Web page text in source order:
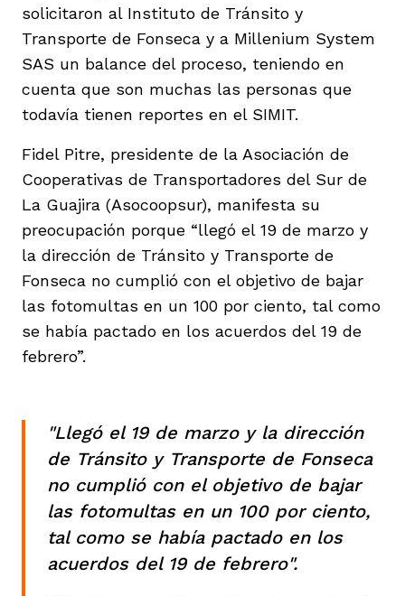
solicitaron al Instituto de Tránsito y
Transporte de Fonseca y a Millenium System
SAS un balance del proceso, teniendo en
cuenta que son muchas las personas que
todavía tienen reportes en el SIMIT.
Fidel Pitre, presidente de la Asociación de
Cooperativas de Transportadores del Sur de
La Guajira (Asocoopsur), manifesta su
preocupación porque “llegó el 19 de marzo y
la dirección de Tránsito y Transporte de
Fonseca no cumplió con el objetivo de bajar
las fotomultas en un 100 por ciento, tal como
se había pactado en los acuerdos del 19 de
febrero”.
"Llegó el 19 de marzo y la dirección
de Tránsito y Transporte de Fonseca
no cumplió con el objetivo de bajar
las fotomultas en un 100 por ciento,
tal como se había pactado en los
acuerdos del 19 de febrero".